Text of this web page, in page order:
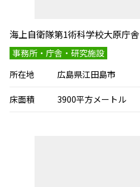
海上自衛隊第1術科学校大原庁舎
事務所・庁舎・研究施設
所在地
広島県江田島市
床面積 3900平方メートル